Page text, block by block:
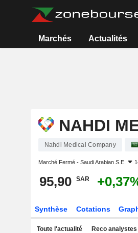
Marchés Actualités
NAHDI
Nahdi Medical Company
Marché Fermé - Saudi Arabian S.E.
95,90 SAR
Synthèse Cotations
Toute l'actualité Reco analystes